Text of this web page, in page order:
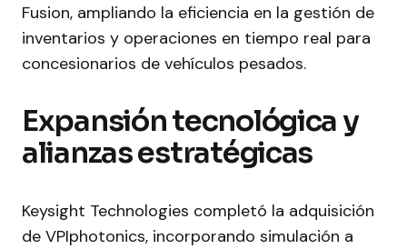
Fusion, ampliando la eficiencia en la gestión de
inventarios y operaciones en tiempo real para
concesionarios de vehículos pesados.
Expansión tecnológica y
alianzas estratégicas
Keysight Technologies completó la adquisición
de VPIphotonics, incorporando simulación a